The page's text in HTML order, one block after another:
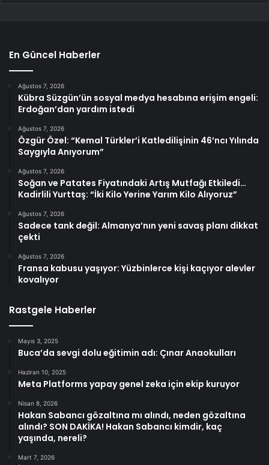
En Güncel Haberler
Ağustos 7, 2026
Kübra Süzgün’ün sosyal medya hesabına erişim engeli:
Erdoğan’dan yardım istedi
Ağustos 7, 2026
Özgür Özel: “Kemal Türkler’i Katledilişinin 46’ncı Yılında
Saygıyla Anıyorum”
Ağustos 7, 2026
Soğan ve Patates Fiyatındaki Artış Mutfağı Etkiledi…
Kadirlili Yurttaş: “İki Kilo Yerine Yarım Kilo Alıyoruz”
Ağustos 7, 2026
Sadece tank değil: Almanya’nın yeni savaş planı dikkat
çekti
Ağustos 7, 2026
Fransa kabusu yaşıyor: Yüzbinlerce kişi kaçıyor alevler
kovalıyor
Rastgele Haberler
Mayıs 3, 2025
Buca’da sevgi dolu eğitimin adı: Çınar Anaokulları
Haziran 10, 2025
Meta Platforms yapay genel zeka için ekip kuruyor
Nisan 8, 2026
Hakan Sabancı gözaltına mı alındı, neden gözaltına
alındı? SON DAKİKA! Hakan Sabancı kimdir, kaç
yaşında, nereli?
Mart 7, 2026